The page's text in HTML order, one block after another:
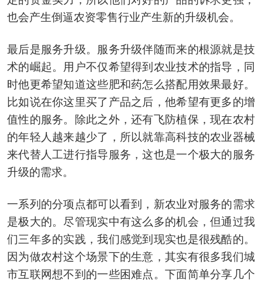
也会产生倒逼农资零售行业产生新的升级机会。
最后是服务升级。服务升级伴随而来的根源就是技
术的崛起。用户不仅希望得到农业技术的指导，同
时他更希望知道这些肥和药怎么搭配用效果最好。
比如说在你这里买了产品之后，他希望有更多的增
值性的服务。除此之外，还有飞防植保，现在农村
的年轻人越来越少了，所以就靠高科技的农业器械
来代替人工进行指导服务，这也是一个极大的服务
升级的需求。
一系列的分项点都可以看到，新农业对服务的需求
是极大的。尽管现实中有这么多的机会，但通过我
们三年多的实践，我们感觉到现实也是很残酷的。
因为做农村这个场景下的生意，其实有很多我们城
市互联网想不到的一些困难点。下面简单分享几个